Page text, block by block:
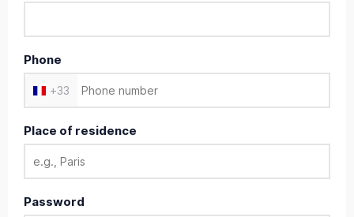
Phone
+33
Place of residence
Password